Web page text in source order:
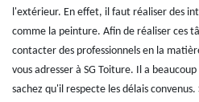
l'extérieur. En effet, il faut réaliser des
comme la peinture. Afin de réaliser ces
contacter des professionnels en la
vous adresser à SG Toiture. Il a
sachez qu'il respecte les délais